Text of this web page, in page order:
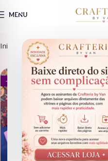
MENU
Início Produtos marcados com
AGENDAS
- 92%